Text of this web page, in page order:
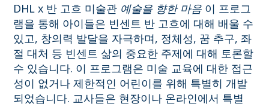
DHL x 반 고흐 미술관 예술을 향한 마음 이 프로그
램을 통해 아이들은 빈센트 반 고흐에 대해 배울 수
있고, 창의력 발달을 자극하며, 정체성, 꿈 추구, 좌
절 대처 등 빈센트 삶의 중요한 주제에 대해 토론할
수 있습니다. 이 프로그램은 미술 교육에 대한 접근
성이 없거나 제한적인 어린이를 위해 특별히 개발
되었습니다. 교사들은 현장이나 온라인에서 특별